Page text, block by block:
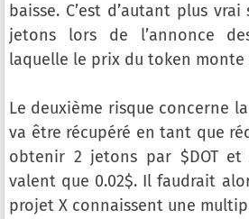
baisse. C’est d’autant plus
jetons lors de l’annonce
laquelle le prix du token monte
Le deuxième risque concerne
va être récupéré en tant que
obtenir 2 jetons par $DOT
valent que 0.02$. Il faudrait
projet X connaissent une